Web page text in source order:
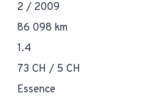
2 / 2009
86 098 km
1.4
73 CH / 5 CH
Essence